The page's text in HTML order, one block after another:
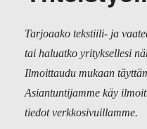
Tarjoaako tekstiili- ja
tai haluatko yrityksellesi
Ilmoittaudu mukaan
Asiantuntijamme käy
tiedot verkkosivuillamme.